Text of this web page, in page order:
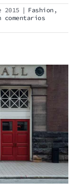
2015 | Fashion ,
comentarios